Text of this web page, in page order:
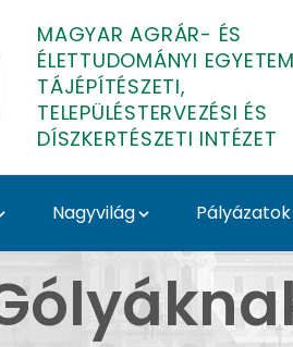
MAGYAR AGRÁR- ÉS
ÉLETTUDOMÁNYI EGYETEM
TÁJÉPÍTÉSZETI,
TELEPÜLÉSTERVEZÉSI ÉS
DÍSZKERTÉSZETI INTÉZET
Nagyvilág Pályázatok